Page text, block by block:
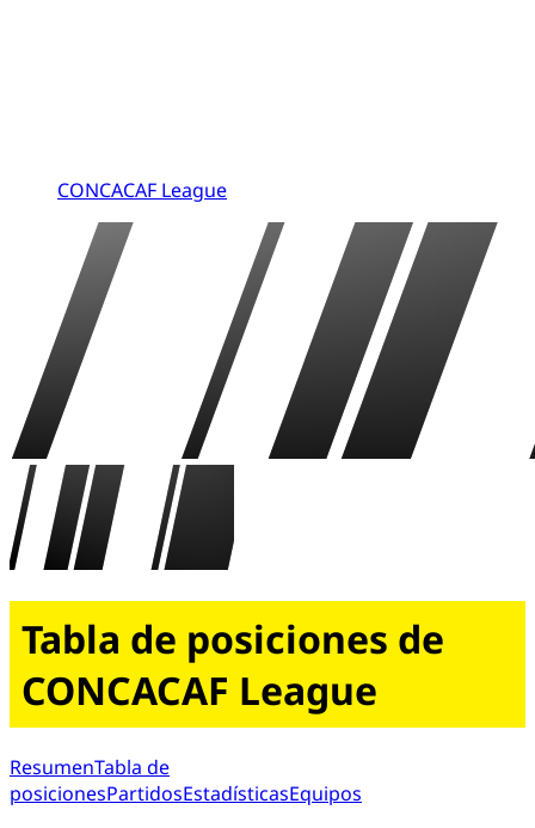
CONCACAF League
Tabla de posiciones de
CONCACAF League
ResumenTabla de
posicionesPartidosEstadísticasEquipos